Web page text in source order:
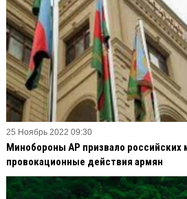
25 Ноябрь 2022 09:30
Минобороны АР призвало российских
провокационные действия армян